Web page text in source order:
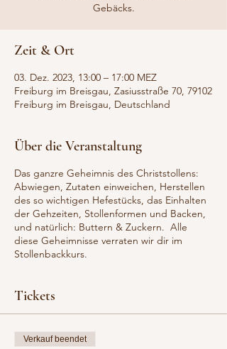
Gebäcks.
Zeit & Ort
03. Dez. 2023, 13:00 – 17:00 MEZ
Freiburg im Breisgau, Zasiusstraße 70, 79102
Freiburg im Breisgau, Deutschland
Über die Veranstaltung
Das ganzre Geheimnis des Christstollens:
Abwiegen, Zutaten einweichen, Herstellen
des so wichtigen Hefestücks, das Einhalten
der Gehzeiten, Stollenformen und Backen,
und natürlich: Buttern & Zuckern. Alle
diese Geheimnisse verraten wir dir im
Stollenbackkurs.
Tickets
Verkauf beendet